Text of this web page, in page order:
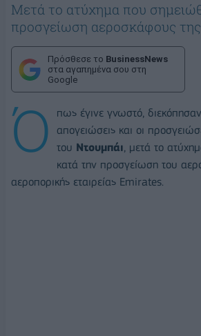
Μετά το ατύχημα που
προσγείωση αεροσκάφους
Πρόσθεσε το BusinessNews
στα αγαπημένα σου στη
Google
Ό
πως έγινε γνωστό,
απογειώσεις και οι
του Ντουμπάι , μετά το
κατά την προσγείωση του
αεροπορικής εταιρείας Emirates.